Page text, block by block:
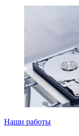
Наши работы